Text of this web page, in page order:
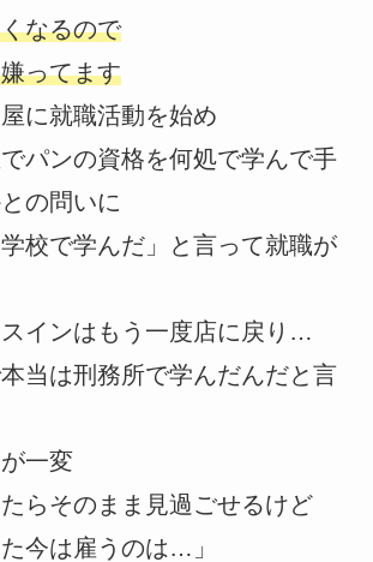
なるので
ってます
に就職活動を始め
パンの資格を何処で学んで手
の問いに
学校で学んだ」と言って就職が
インはもう一度店に戻り…
当は刑務所で学んだんだと言
一変
たらそのまま見過ごせるけど
今は雇うのは…」